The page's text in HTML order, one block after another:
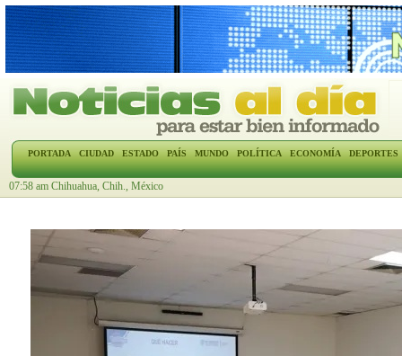
PORTADA CIUDAD ESTADO PAÍS MUNDO POLÍTICA ECONOMÍA DEPORTES
07:58 am Chihuahua, Chih., México